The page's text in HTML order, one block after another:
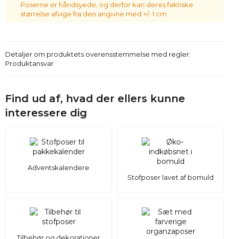
Poserne er håndsyede, og derfor kan deres faktiske
størrelse afvige fra den angivne med +/- 1 cm
Detaljer om produktets overensstemmelse med regler:
Produktansvar
Find ud af, hvad der ellers kunne
interessere dig
Adventskalendere
Stofposer lavet af bomuld